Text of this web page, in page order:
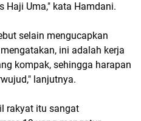
Haji Uma," kata Hamdani.
selain mengucapkan
ini adalah kerja
kompak, sehingga harapan
lanjutnya.
rakyat itu sangat